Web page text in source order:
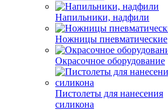
Напильники, надфили
Ножницы пневматические
Окрасочное оборудование
Пистолеты для нанесения
силикона